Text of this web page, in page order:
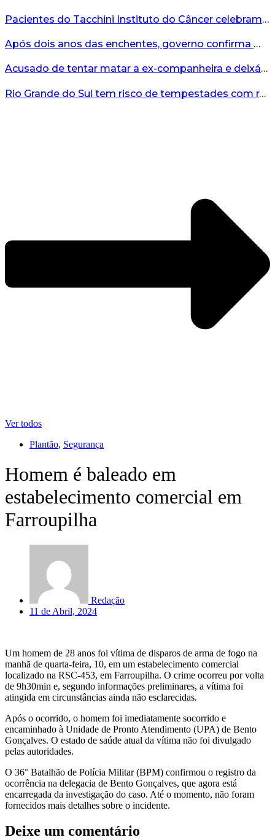
Pacientes do Tacchini Instituto do Câncer celebram Dia dos Pais com cuidado e relaxamento...
Após dois anos das enchentes, governo confirma mais de R$19 milhões para nova ponte no Vale do Taquari...
Acusado de tentar matar a ex-companheira e deixá-la paraplégica é condenado na Serra Gaúcha...
Rio Grande do Sul tem risco de tempestades com rajadas de ventos nos próximos dias...
Ver todos
Plantão, Segurança
Homem é baleado em
estabelecimento comercial em
Farroupilha
Redação
11 de Abril, 2024
Um homem de 28 anos foi vítima de disparos de arma de fogo na
manhã de quarta-feira, 10, em um estabelecimento comercial
localizado na RSC-453, em Farroupilha. O crime ocorreu por volta
de 9h30min e, segundo informações preliminares, a vítima foi
atingida em circunstâncias ainda não esclarecidas.
Após o ocorrido, o homem foi imediatamente socorrido e
encaminhado à Unidade de Pronto Atendimento (UPA) de Bento
Gonçalves. O estado de saúde atual da vítima não foi divulgado
pelas autoridades.
O 36° Batalhão de Polícia Militar (BPM) confirmou o registro da
ocorrência na delegacia de Bento Gonçalves, que agora está
encarregada da investigação do caso. Até o momento, não foram
fornecidos mais detalhes sobre o incidente.
Deixe um comentário